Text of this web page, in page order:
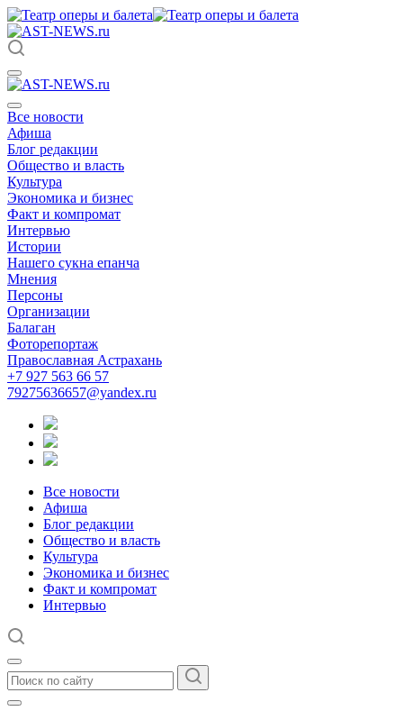
Все новости
Афиша
Блог редакции
Общество и власть
Культура
Экономика и бизнес
Факт и компромат
Интервью
Истории
Нашего сукна епанча
Мнения
Персоны
Организации
Балаган
Фоторепортаж
Православная Астрахань
+7 927 563 66 57
79275636657@yandex.ru
Все новости
Афиша
Блог редакции
Общество и власть
Культура
Экономика и бизнес
Факт и компромат
Интервью